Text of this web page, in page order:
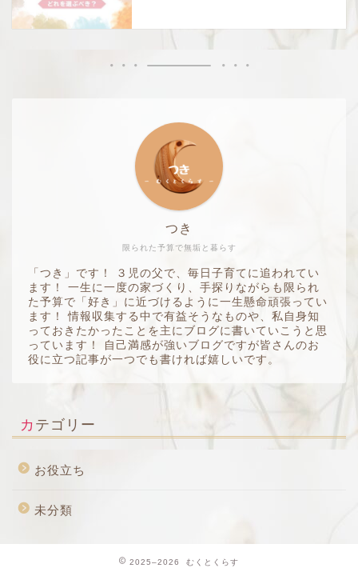
限られた予算で無垢と暮らす
つき
「つき」です！ ３児の父で、毎日子育てに追われてい
ます！ 一生に一度の家づくり、手探りながらも限られ
た予算で「好き」に近づけるように一生懸命頑張ってい
ます！ 情報収集する中で有益そうなものや、私自身知
っておきたかったことを主にブログに書いていこうと思
っています！ 自己満感が強いブログですが皆さんのお
役に立つ記事が一つでも書ければ嬉しいです。
カテゴリー
お役立ち
未分類
2025–2026 むくとくらす